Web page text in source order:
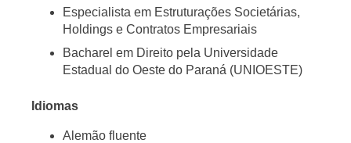
Especialista em Estruturações Societárias,
Holdings e Contratos Empresariais
Bacharel em Direito pela Universidade
Estadual do Oeste do Paraná (UNIOESTE)
Idiomas
Alemão fluente